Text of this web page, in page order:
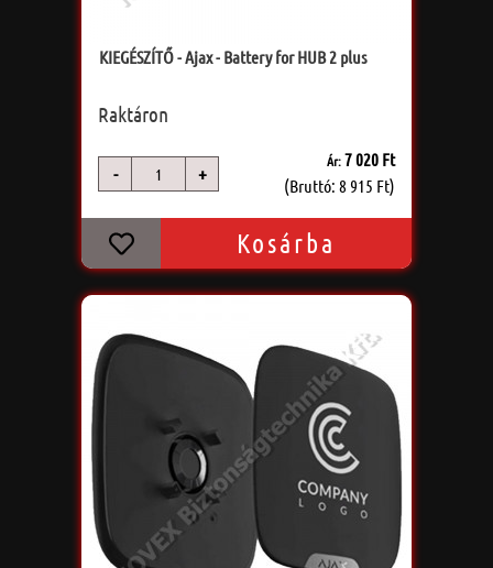
KIEGÉSZÍTŐ - Ajax - Battery for HUB 2 plus
Raktáron
- +
Ár:7 020 Ft
(Bruttó: 8 915 Ft)
Kosárba